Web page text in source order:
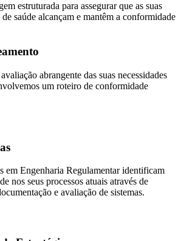
estruturada para assegurar que as suas
saúde alcançam e mantêm a conformidade
abrangente das suas necessidades
um roteiro de conformidade
em Engenharia Regulamentar identificam
nos seus processos atuais através de
e avaliação de sistemas.